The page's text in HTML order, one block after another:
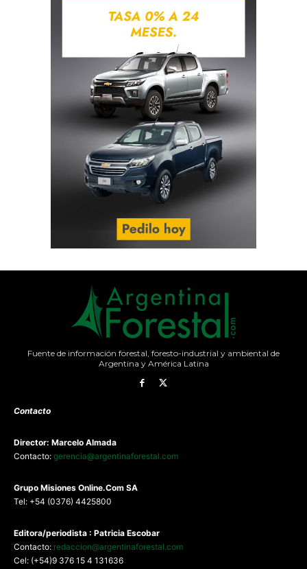
Fuente de información forestal, foresto-industrial y ambiental de
Argentina y América Latina
Contacto
Director: Marcelo Almada
Contacto: gerencia@argentinaforestal.com
Grupo Misiones Online.Com SA
Tel: +54 (0376) 4425800
Editora/periodista : Patricia Escobar
Contacto: redaccion@argentinaforestal.com
Cel: (+54)9 376 15 4 131636